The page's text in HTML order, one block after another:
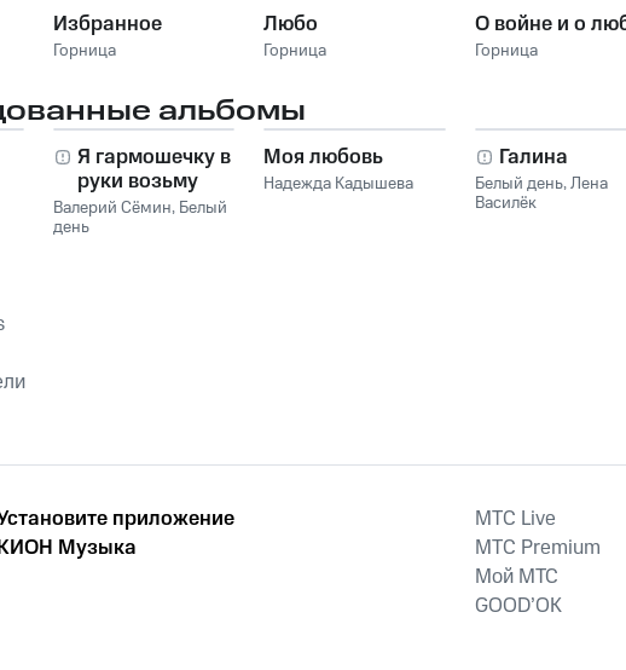
Избранное
Горница
Любо
Горница
О войне и о
Горница
альбомы
Я гармошечку в
руки возьму
Валерий Сёмин, Белый
день
Моя любовь
Надежда Кадышева
Галина
Белый день,Лена
Василёк
приложение
Музыка
MTС Live
MTС Premium
Мой МТС
GOOD’OK